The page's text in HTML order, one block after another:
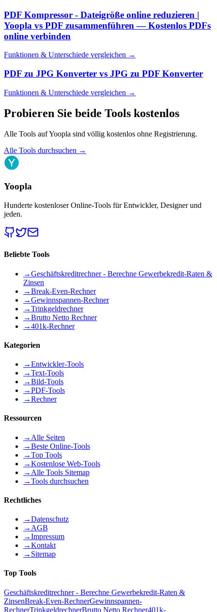
PDF Kompressor - Dateigröße online reduzieren |
Yoopla vs PDF zusammenführen — Kostenlos PDFs
online verbinden
Funktionen & Unterschiede vergleichen →
PDF zu JPG Konverter vs JPG zu PDF Konverter
Funktionen & Unterschiede vergleichen →
Probieren Sie beide Tools kostenlos
Alle Tools auf Yoopla sind völlig kostenlos ohne Registrierung.
Alle Tools durchsuchen →
Yoopla
Hunderte kostenloser Online-Tools für Entwickler, Designer und
jeden.
Beliebte Tools
→Geschäftskreditrechner - Berechne Gewerbekredit-Raten &
Zinsen
→Break-Even-Rechner
→Gewinnspannen-Rechner
→Trinkgeldrechner
→Brutto Netto Rechner
→401k-Rechner
Kategorien
→Entwickler-Tools
→Text-Tools
→Bild-Tools
→PDF-Tools
→Rechner
Ressourcen
→ Alle Seiten
→Beste Online-Tools
→Top Tools
→Kostenlose Web-Tools
→ Alle Tools Sitemap
→Tools durchsuchen
Rechtliches
→Datenschutz
→ AGB
→Impressum
→Kontakt
→ Sitemap
Top Tools
Geschäftskreditrechner - Berechne Gewerbekredit-Raten &
ZinsenBreak-Even-RechnerGewinnspannen-
RechnerTrinkgeldrechnerBrutto Netto Rechner401k-